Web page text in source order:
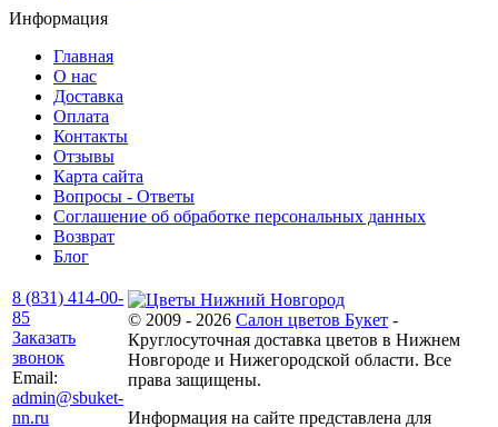
Информация
Главная
О нас
Доставка
Оплата
Контакты
Отзывы
Карта сайта
Вопросы - Ответы
Соглашение об обработке персональных данных
Возврат
Блог
8 (831) 414-00-
85
Заказать
звонок
Email:
admin@sbuket-
nn.ru
© 2009 - 2026 Салон цветов Букет -
Круглосуточная доставка цветов в Нижнем
Новгороде и Нижегородской области. Все
права защищены.
Информация на сайте представлена для